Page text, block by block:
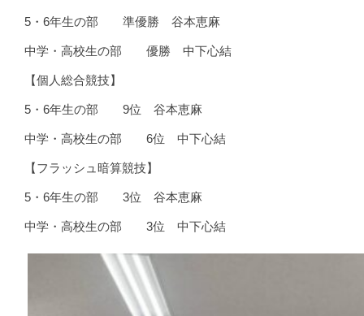
5・6年生の部 準優勝 谷本恵麻
中学・高校生の部 優勝 中下心結
【個人総合競技】
5・6年生の部 9位 谷本恵麻
中学・高校生の部 6位 中下心結
【フラッシュ暗算競技】
5・6年生の部 3位 谷本恵麻
中学・高校生の部 3位 中下心結